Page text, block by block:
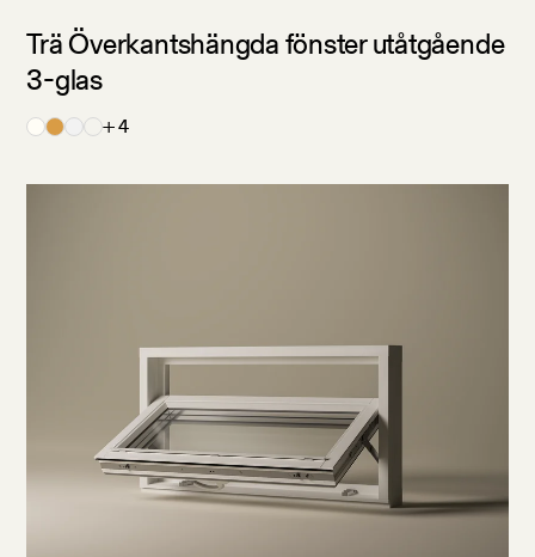
Trä Överkantshängda fönster utåtgående
3-glas
+ 4